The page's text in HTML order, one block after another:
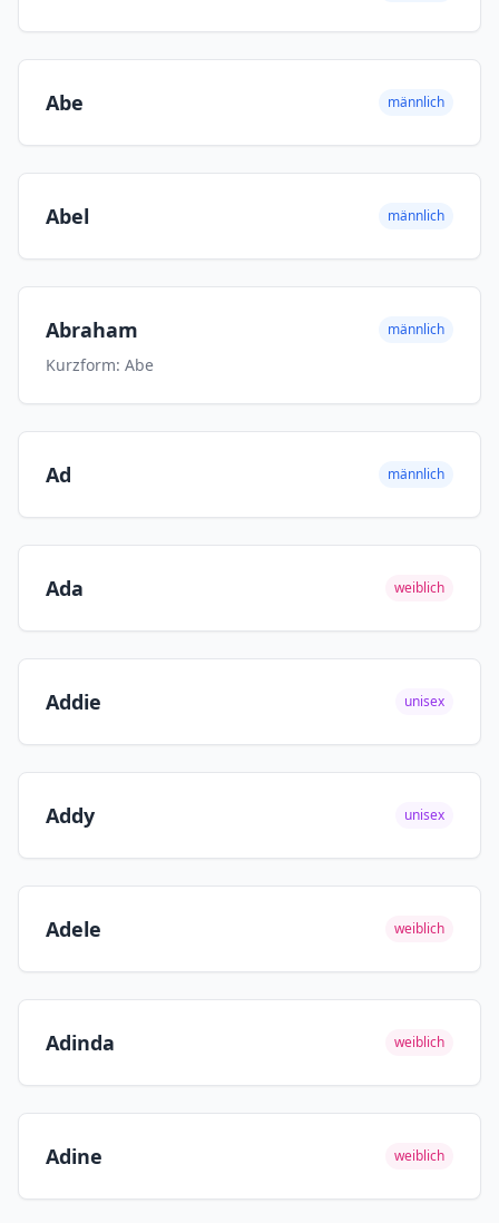
Abe männlich
Abel männlich
Abraham männlich
Kurzform: Abe
Ad männlich
Ada weiblich
Addie unisex
Addy unisex
Adele weiblich
Adinda weiblich
Adine weiblich